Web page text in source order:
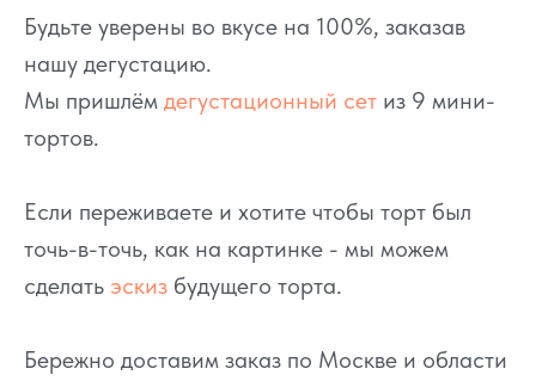
Будьте уверены во вкусе на 100%, заказав
нашу дегустацию.
Мы пришлём дегустационный сет из 9 мини-
тортов.
Если переживаете и хотите чтобы торт был
точь-в-точь, как на картинке - мы можем
сделать эскиз будущего торта.
Бережно доставим заказ по Москве и области